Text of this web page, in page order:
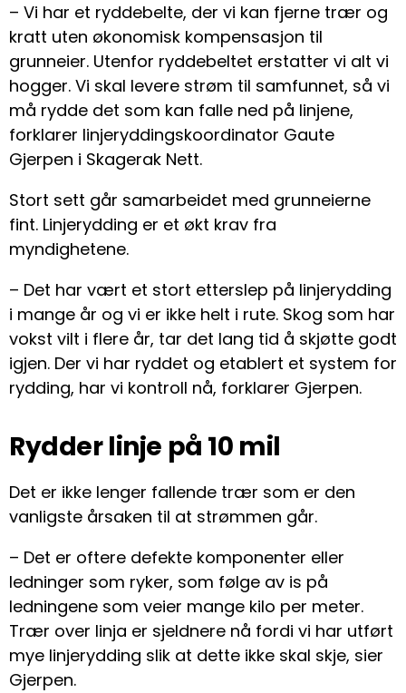
– Vi har et ryddebelte, der vi kan fjerne trær og
kratt uten økonomisk kompensasjon til
grunneier. Utenfor ryddebeltet erstatter vi alt vi
hogger. Vi skal levere strøm til samfunnet, så vi
må rydde det som kan falle ned på linjene,
forklarer linjeryddingskoordinator Gaute
Gjerpen i Skagerak Nett.
Stort sett går samarbeidet med grunneierne
fint. Linjerydding er et økt krav fra
myndighetene.
– Det har vært et stort etterslep på linjerydding
i mange år og vi er ikke helt i rute. Skog som har
vokst vilt i flere år, tar det lang tid å skjøtte godt
igjen. Der vi har ryddet og etablert et system for
rydding, har vi kontroll nå, forklarer Gjerpen.
Rydder linje på 10 mil
Det er ikke lenger fallende trær som er den
vanligste årsaken til at strømmen går.
– Det er oftere defekte komponenter eller
ledninger som ryker, som følge av is på
ledningene som veier mange kilo per meter.
Trær over linja er sjeldnere nå fordi vi har utført
mye linjerydding slik at dette ikke skal skje, sier
Gjerpen.